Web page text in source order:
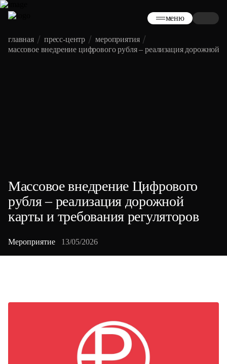
меню
главная пресс-центр
мероприятия
массовое внедрение цифрового рубля – реализация дорожной
Массовое внедрение Цифрового
рубля – реализация дорожной
карты и требования регуляторов
Мероприятие 13/05/2026